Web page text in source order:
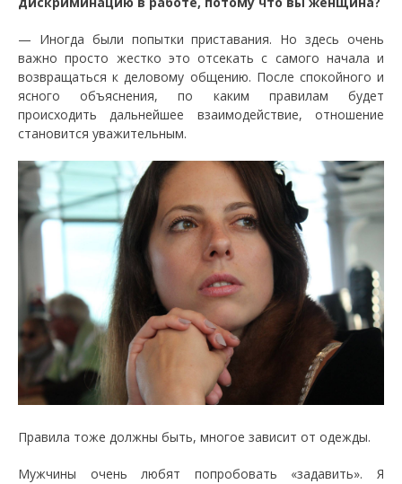
— Иногда были попытки приставания. Но здесь очень
важно просто жестко это отсекать с самого начала и
возвращаться к деловому общению. После спокойного и
ясного объяснения, по каким правилам будет
происходить дальнейшее взаимодействие, отношение
становится уважительным.
Правила тоже должны быть, многое зависит от одежды.
Мужчины очень любят попробовать «задавить». Я